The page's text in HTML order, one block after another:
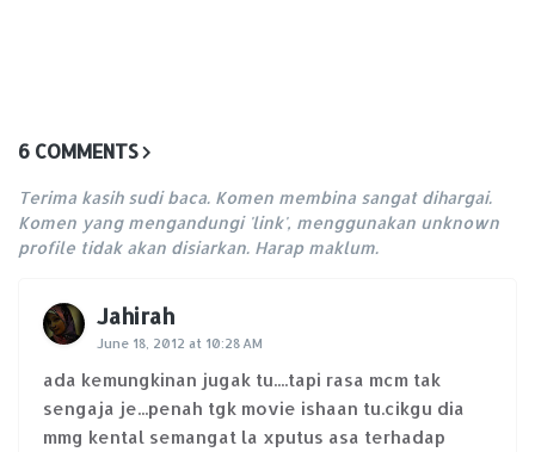
6 COMMENTS
Terima kasih sudi baca. Komen membina sangat dihargai.
Komen yang mengandungi 'link', menggunakan unknown
profile tidak akan disiarkan. Harap maklum.
Jahirah
June 18, 2012 at 10:28 AM
ada kemungkinan jugak tu....tapi rasa mcm tak
sengaja je...penah tgk movie ishaan tu.cikgu dia
mmg kental semangat la xputus asa terhadap